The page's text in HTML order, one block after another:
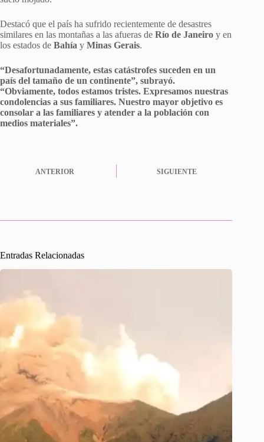
Destacó que el país ha sufrido recientemente de desastres
similares en las montañas a las afueras de Río de Janeiro y en
los estados de Bahía y Minas Gerais.
“Desafortunadamente, estas catástrofes suceden en un
país del tamaño de un continente”, subrayó.
“Obviamente, todos estamos tristes. Expresamos nuestras
condolencias a sus familiares. Nuestro mayor objetivo es
consolar a las familiares y atender a la población con
medios materiales”.
ANTERIOR SIGUIENTE
Entradas Relacionadas